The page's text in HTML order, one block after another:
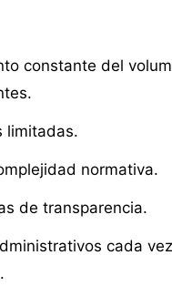
constante del
limitadas.
normativa.
de transparencia.
cada